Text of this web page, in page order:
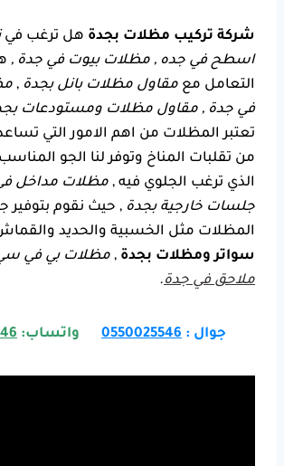
شركة تركيب مظلات بجدة هل ترغب في
اسطح في جده , مظلات بيوت في جدة ,
التعامل مع مقاول مظلات بانل بجدة ,
في جدة , مقاول مظلات ومستودعات
تعتبر المظلات من اهم الامور التي
من تقلبات المناخ وتوفر لنا الجو
الذي ترغب الجلوي فيه , مظلات مداخل
جلسات خارجية بجدة , حيث نقوم بتوفير
المظلات مثل الخسبية والحديد
سواتر ومظلات بجدة , مظلات بي في
ملاحق في جدة.
جوال : 0550025546 واتساب: